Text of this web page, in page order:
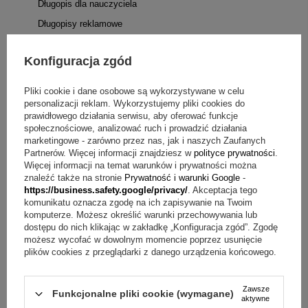
Długopis dla nauczyciela
Długopisy reklamowe
Długopisy z grawerem
Długopisy dla leworęcznych
Pióra wieczne
Pióra wieczne PARKER
Pióra wieczne Parker IM
Pióra wieczne Parker URBAN
Pióra wieczne Parker VECTOR
Pióra wieczne Parker JOTTER
Pióra wieczne Parker SONNET
Konfiguracja zgód
Pliki cookie i dane osobowe są wykorzystywane w celu
personalizacji reklam. Wykorzystujemy pliki cookies do
prawidłowego działania serwisu, aby oferować funkcje
społecznościowe, analizować ruch i prowadzić działania
marketingowe - zarówno przez nas, jak i naszych Zaufanych
Partnerów. Więcej informacji znajdziesz w polityce prywatności.
Więcej informacji na temat warunków i prywatności można
znaleźć także na stronie Prywatność i warunki Google -
https://business.safety.google/privacy/. Akceptacja tego
komunikatu oznacza zgodę na ich zapisywanie na Twoim
komputerze. Możesz określić warunki przechowywania lub
dostępu do nich klikając w zakładkę „Konfiguracja zgód”. Zgodę
możesz wycofać w dowolnym momencie poprzez usunięcie
plików cookies z przeglądarki z danego urządzenia końcowego.
Funkcjonalne pliki cookie (wymagane)
Zawsze
aktywne